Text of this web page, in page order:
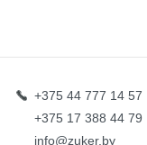
+375 44 777 14 57
+375 17 388 44 79
info@zuker.by